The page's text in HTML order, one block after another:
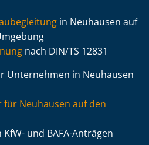
in Neuhausen auf
nach DIN/TS 12831
Unternehmen in Neuhausen
für Neuhausen auf den
und BAFA-Anträgen